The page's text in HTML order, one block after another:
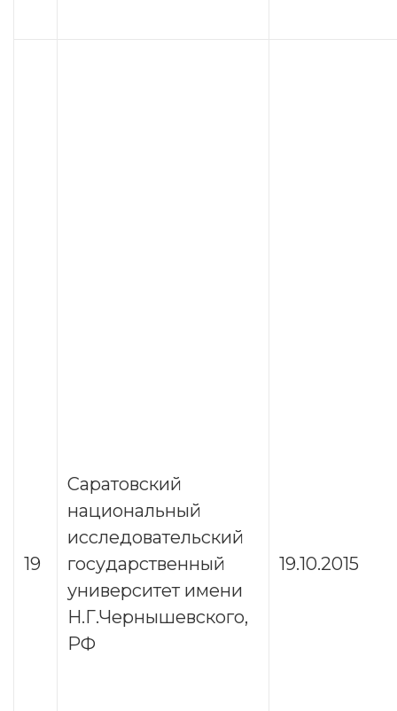
19
Саратовский
национальный
исследовательский
государственный
университет имени
Н.Г.Чернышевского,
РФ
19.10.2015